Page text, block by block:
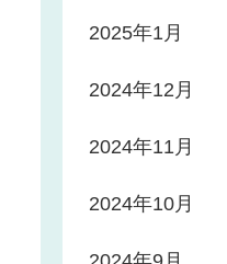
2025年1月
2024年12月
2024年11月
2024年10月